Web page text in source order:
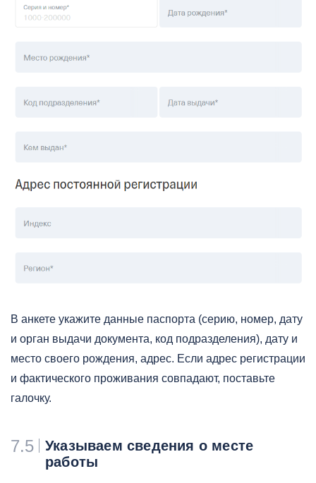
В анкете укажите данные паспорта (серию, номер, дату
и орган выдачи документа, код подразделения), дату и
место своего рождения, адрес. Если адрес регистрации
и фактического проживания совпадают, поставьте
галочку.
7.5
Указываем сведения о месте
работы